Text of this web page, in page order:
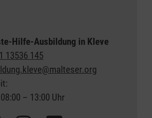
Hilfe-Ausbildung in Kleve
13536 145
– 13:00 Uhr